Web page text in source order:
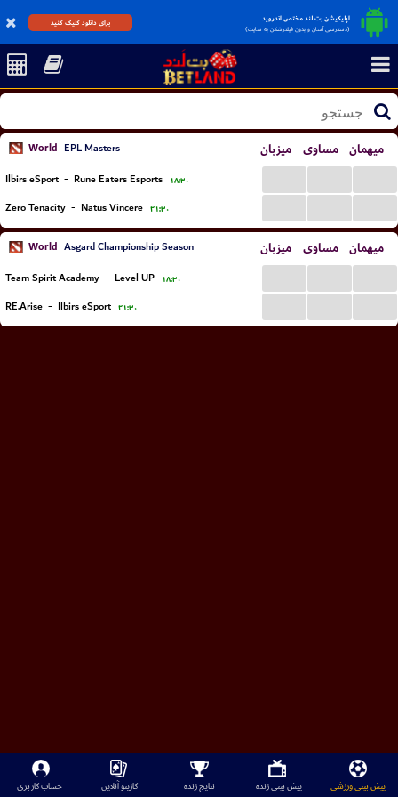
اپلیکیشن بت لند مختص اندروید
(دسترسی آسان و بدون فیلترشکن به سایت)
برای دانلود کلیک کنید
World EPL Masters میزبان مساوی میهمان
Ilbirs eSport - Rune Eaters Esports ۱۸:۳۰
Zero Tenacity - Natus Vincere ۲۱:۳۰
World Asgard Championship Season میزبان مساوی میهمان
Team Spirit Academy - Level UP ۱۸:۳۰
RE.Arise - Ilbirs eSport ۲۱:۳۰
پیش بینی ورزشی پیش بینی زنده نتایج زنده کازینو آنلاین حساب کاربری